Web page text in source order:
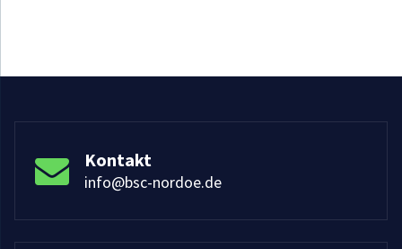
Kontakt
info@bsc-nordoe.de